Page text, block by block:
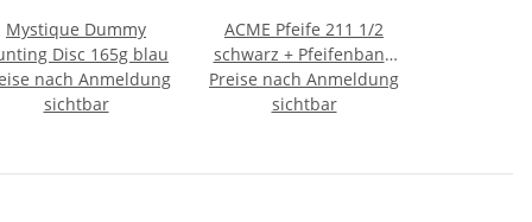
Mystique Dummy
Disc 165g blau
nach Anmeldung
sichtbar
ACME Pfeife 211 1/2
schwarz + Pfeifenband
kostenlos
Preise nach Anmeldung
sichtbar